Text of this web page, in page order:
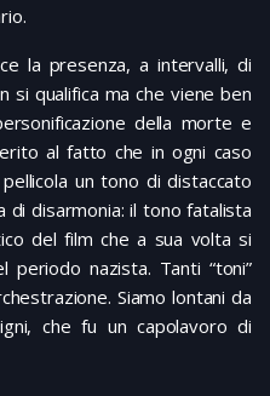
la presenza, a intervalli, di
si qualifica ma che viene ben
della morte e
al fatto che in ogni caso
un tono di distaccato
di disarmonia: il tono fatalista
del film che a sua volta si
periodo nazista. Tanti “toni”
Siamo lontani da
che fu un capolavoro di